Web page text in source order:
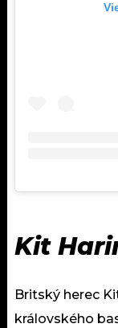
Kit
Britský herec
královského